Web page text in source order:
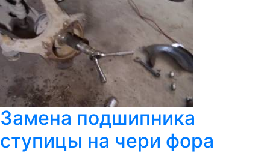
Замена подшипника
ступицы на чери фора